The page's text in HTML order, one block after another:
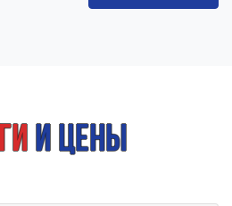
и цены